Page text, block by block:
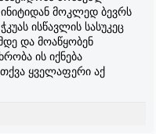
მოკლედ ბევრს
ისწავლის სასუკეც
და მოაწყობენ
ის იქნება
ყველაფერი აქ